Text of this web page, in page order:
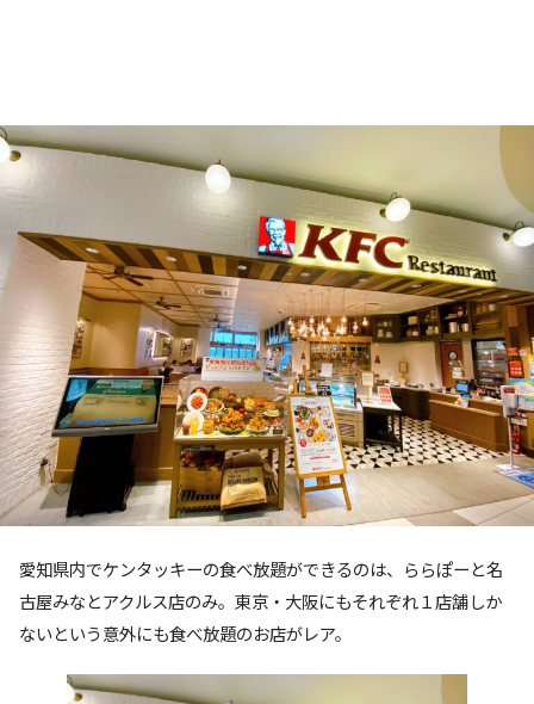
愛知県内でケンタッキーの食べ放題ができるのは、ららぽーと名
古屋みなとアクルス店のみ。東京・大阪にもそれぞれ１店舗しか
ないという意外にも食べ放題のお店がレア。